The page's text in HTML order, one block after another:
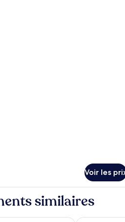
Voir les
similaires